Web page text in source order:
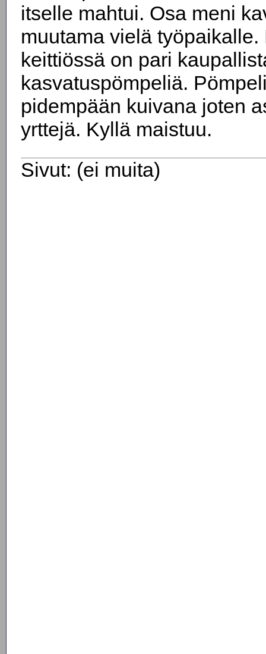
itselle mahtui. Osa meni
muutama vielä
keittiössä on pari
kasvatuspömpeliä.
pidempään kuivana joten
yrttejä. Kyllä maistuu.
Sivut: (ei muita)